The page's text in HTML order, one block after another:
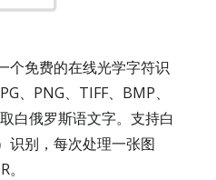
个免费的在线光学字符识
、PNG、TIFF、BMP、
白俄罗斯语文字。支持白
识别，每次处理一张图